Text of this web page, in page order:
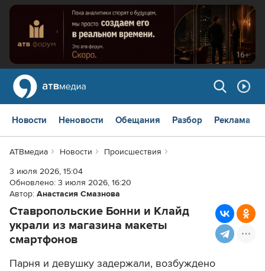
Новости Неновости Обещания Разбор Реклама
АТВмедиа Новости
Происшествия
3 июля 2026, 15:04
Обновлено: 3 июля 2026, 16:20
Автор: Анастасия Смазнова
Ставропольские Бонни и Клайд
украли из магазина макеты
смартфонов
Парня и девушку задержали, возбуждено